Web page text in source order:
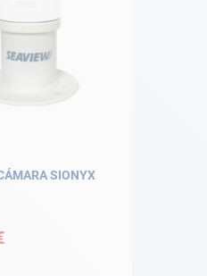
SIONYX